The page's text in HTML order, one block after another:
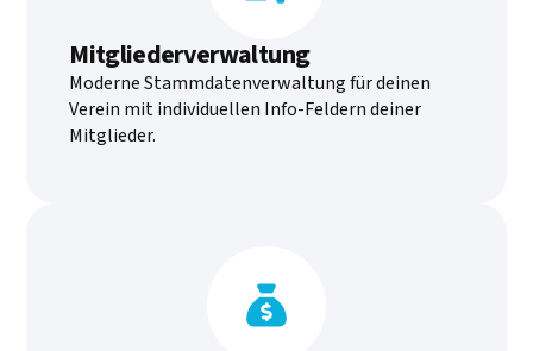
Mitgliederverwaltung
Moderne Stammdatenverwaltung für deinen
Verein mit individuellen Info-Feldern deiner
Mitglieder.
